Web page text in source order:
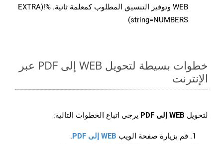
WEB وتوفير التنسيق المطلوب كمعلمة ثانية. %!(EXTRA
string=NUMBERS)
خطوات بسيطة لتحويل WEB إلى PDF عبر
الإنترنت
لتحويل WEB إلى PDF يرجى اتباع الخطوات التالية:
قم بزيارة صفحة الويب WEB إلى PDF
.